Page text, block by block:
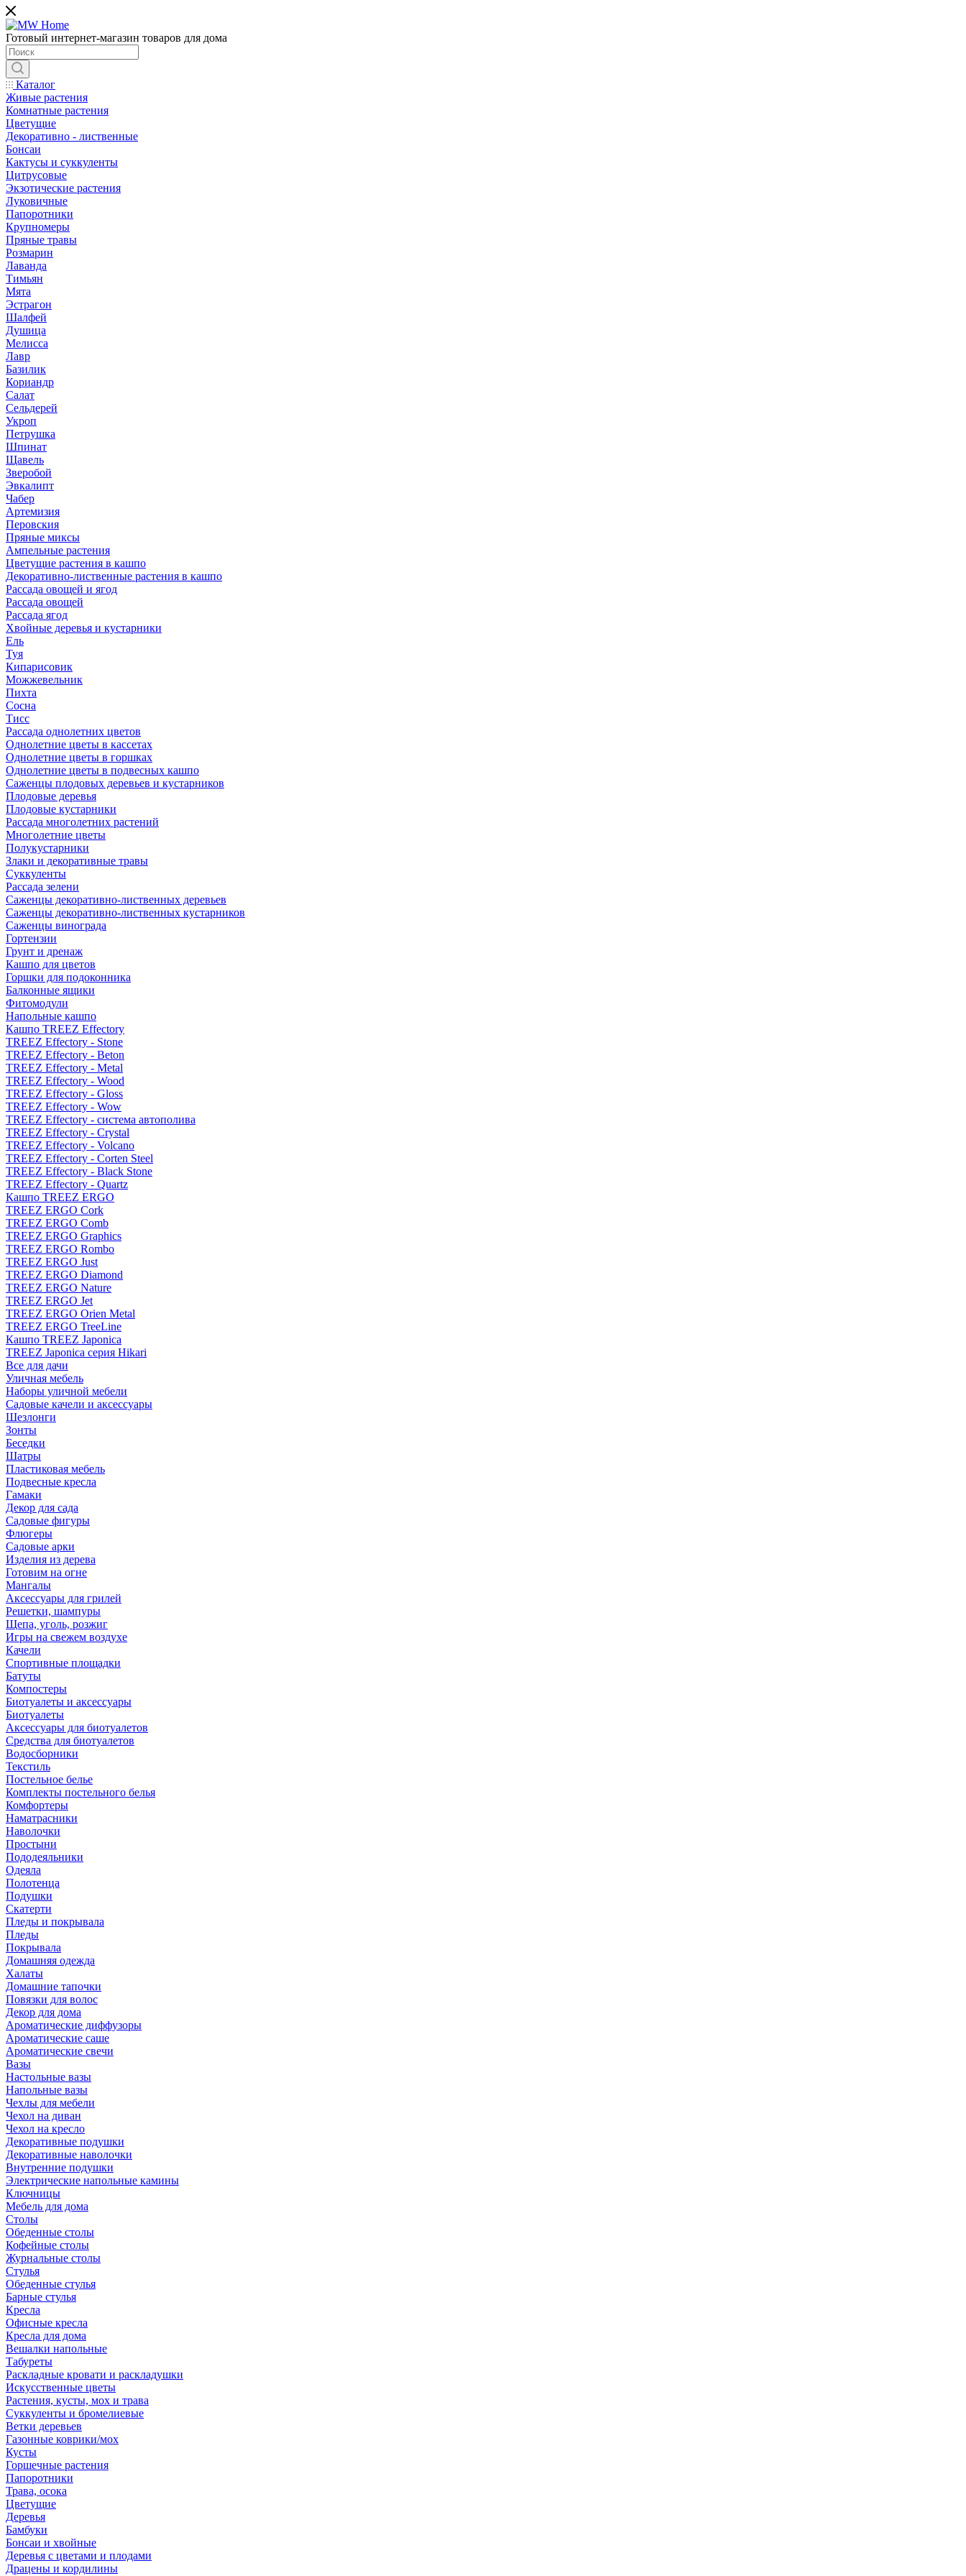
Готовый интернет-магазин товаров для дома
Каталог
Живые растения
Комнатные растения
Цветущие
Декоративно - лиственные
Бонсаи
Кактусы и суккуленты
Цитрусовые
Экзотические растения
Луковичные
Папоротники
Крупномеры
Пряные травы
Розмарин
Лаванда
Тимьян
Мята
Эстрагон
Шалфей
Душица
Мелисса
Лавр
Базилик
Кориандр
Салат
Сельдерей
Укроп
Петрушка
Шпинат
Щавель
Зверобой
Эвкалипт
Чабер
Артемизия
Перовския
Пряные миксы
Ампельные растения
Цветущие растения в кашпо
Декоративно-лиственные растения в кашпо
Рассада овощей и ягод
Рассада овощей
Рассада ягод
Хвойные деревья и кустарники
Ель
Туя
Кипарисовик
Можжевельник
Пихта
Сосна
Тисc
Рассада однолетних цветов
Однолетние цветы в кассетах
Однолетние цветы в горшках
Однолетние цветы в подвесных кашпо
Саженцы плодовых деревьев и кустарников
Плодовые деревья
Плодовые кустарники
Рассада многолетних растений
Многолетние цветы
Полукустарники
Злаки и декоративные травы
Суккуленты
Рассада зелени
Саженцы декоративно-лиственных деревьев
Саженцы декоративно-лиственных кустарников
Саженцы винограда
Гортензии
Грунт и дренаж
Кашпо для цветов
Горшки для подоконника
Балконные ящики
Фитомодули
Напольные кашпо
Кашпо TREEZ Effectory
TREEZ Effectory - Stone
TREEZ Effectory - Beton
TREEZ Effectory - Metal
TREEZ Effectory - Wood
TREEZ Effectory - Gloss
TREEZ Effectory - Wow
TREEZ Effectory - система автополива
TREEZ Effectory - Crystal
TREEZ Effectory - Volcano
TREEZ Effectory - Corten Steel
TREEZ Effectory - Black Stone
TREEZ Effectory - Quartz
Кашпо TREEZ ERGO
TREEZ ERGO Cork
TREEZ ERGO Comb
TREEZ ERGO Graphics
TREEZ ERGO Rombo
TREEZ ERGO Just
TREEZ ERGO Diamond
TREEZ ERGO Nature
TREEZ ERGO Jet
TREEZ ERGO Orien Metal
TREEZ ERGO TreeLine
Кашпо TREEZ Japonica
TREEZ Japonica серия Hikari
Все для дачи
Уличная мебель
Наборы уличной мебели
Садовые качели и аксессуары
Шезлонги
Зонты
Беседки
Шатры
Пластиковая мебель
Подвесные кресла
Гамаки
Декор для сада
Садовые фигуры
Флюгеры
Садовые арки
Изделия из дерева
Готовим на огне
Мангалы
Аксессуары для грилей
Решетки, шампуры
Щепа, уголь, розжиг
Игры на свежем воздухе
Качели
Спортивные площадки
Батуты
Компостеры
Биотуалеты и аксессуары
Биотуалеты
Аксессуары для биотуалетов
Средства для биотуалетов
Водосборники
Текстиль
Постельное белье
Комплекты постельного белья
Комфортеры
Наматрасники
Наволочки
Простыни
Пододеяльники
Одеяла
Полотенца
Подушки
Скатерти
Пледы и покрывала
Пледы
Покрывала
Домашняя одежда
Халаты
Домашние тапочки
Повязки для волос
Декор для дома
Ароматические диффузоры
Ароматические саше
Ароматические свечи
Вазы
Настольные вазы
Напольные вазы
Чехлы для мебели
Чехол на диван
Чехол на кресло
Декоративные подушки
Декоративные наволочки
Внутренние подушки
Электрические напольные камины
Ключницы
Мебель для дома
Столы
Обеденные столы
Кофейные столы
Журнальные столы
Стулья
Обеденные стулья
Барные стулья
Кресла
Офисные кресла
Кресла для дома
Вешалки напольные
Табуреты
Раскладные кровати и раскладушки
Искусственные цветы
Растения, кусты, мох и трава
Суккуленты и бромелиевые
Ветки деревьев
Газонные коврики/мох
Кусты
Горшечные растения
Папоротники
Трава, осока
Цветущие
Деревья
Бамбуки
Бонсаи и хвойные
Деревья с цветами и плодами
Драцены и кордилины